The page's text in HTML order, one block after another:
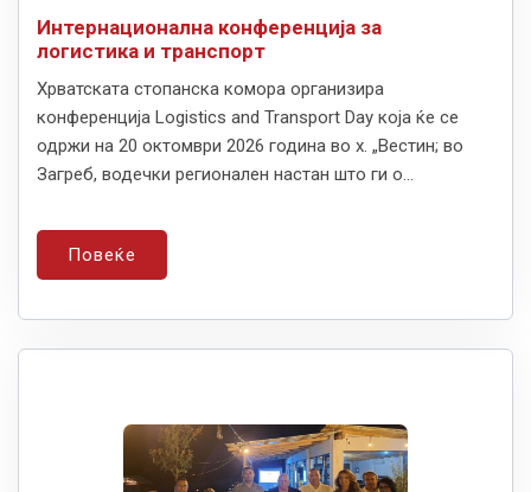
Интернационална конференција за
логистика и транспорт
Хрватската стопанска комора организира
конференција Logistics and Transport Day која ќе се
одржи на 20 октомври 2026 година во х. „Вестин; во
Загреб, водечки регионален настан што ги о...
Повеќе